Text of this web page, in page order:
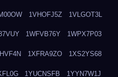
1VHOFJ5Z 1VLGOT3L
1WFVB76Y 1WPX7P03
1XFRA9ZO 1XS2YS68
1YUCNSFB 1YYN7W1J